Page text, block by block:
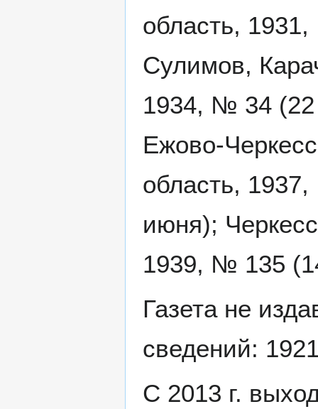
область,
Сулимов,
1934, № 34
Ежово-
область,
июня);
1939, № 135
Газета не
сведений:
С 2013 г.